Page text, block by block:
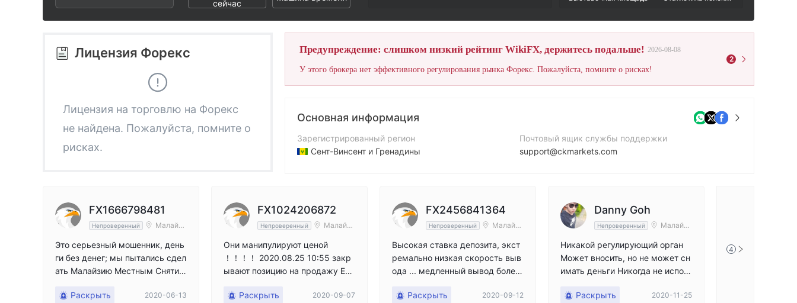
2
3
5
6
8
9
7
8
3
4
6
9
сейчас
Лицензия Форекс
Лицензия на торговлю на Форекс
не найдена. Пожалуйста, помните о
рисках.
Предупреждение: слишком низкий рейтинг WikiFX, держитесь подальше! 2026-08-08
У этого брокера нет эффективного регулирования рынка Форекс. Пожалуйста, помните о рисках!
2
Основная информация
Зарегистрированный регион
Сент-Винсент и Гренадины
Компания
CK Markets Ltd
Почтовый ящик службы поддержки
support@ckmarkets.com
Сайт компании
https://ckmarkets.com/
FX1666798481
Непроверенный
Малайзи
Это серьезный мошенник, день
ги без денег; мы пытались сдел
ать Малайзию Местным Снятие
н. Они также совершили фикти
Раскрыть 2020-06-13
FX1024206872
Непроверенный
Малайзи
Они манипулируют ценой
！！！！ 2020.08.25 10:55 закр
ывают позицию на продажу EU
она приносит прибыль. При зак
Раскрыть 2020-09-07
FX2456841364
Непроверенный
Малайзи
Высокая ставка депозита, экст
ремально низкая скорость выв
ода ... медленный вывод более
неджмент и хозяин. Заставьте
Раскрыть 2020-09-12
Danny Goh
Непроверенный
Малайзи
Никакой регулирующий орган
Может вносить, но не может сн
имать деньги Никогда не испол
Раскрыть
2020-11-25
4